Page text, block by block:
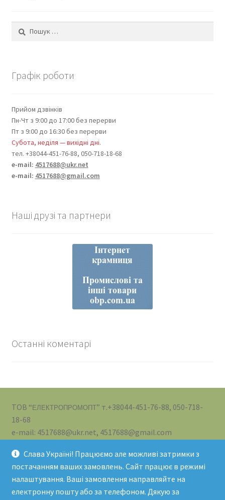
Слава Україні! Працюємо але можливі затримки з
постачанням ваших замовлень. Сайт працює в режимі
налаштування. Ваші замовлення направляйте на
електронну пошту або за телефоном. Дякую за
Пошук:
Графік роботи
Прийом дзвінків
Пн-Чт з 9:00 до 17:00 без перерви
Пт з 9:00 до 16:30 без перерви
Субота, неділя — вихідні дні.
тел. +38044-451-76-88, 050-718-18-68
e-mail: 4517688@ukr.net
e-mail: 4517688@gmail.com
Наші друзі та партнери
Останні коментарі
ТОВ “ ЕЛЕКТРОПРОМОПТ” т.+38044-451-76-88, 050-718-
18-68
e-mail: 4517688@ukr.net, 4517688@gmail.com
© ТОВ "ЕЛЕКТРОПРОМОПТ" 2026